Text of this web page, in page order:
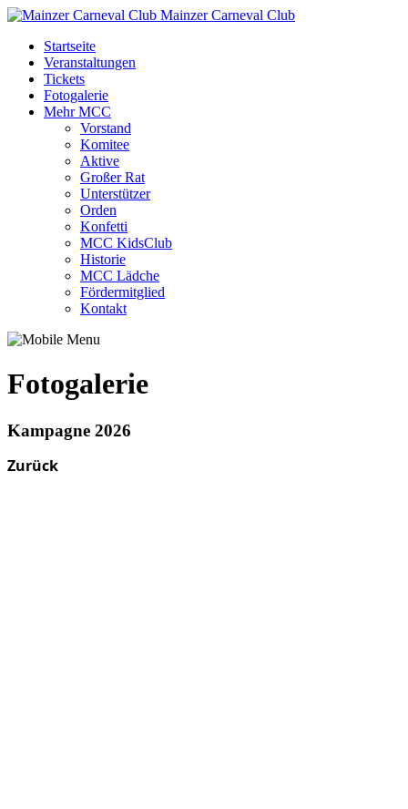
Mainzer Carneval Club
Startseite
Veranstaltungen
Tickets
Fotogalerie
Mehr MCC
Vorstand
Komitee
Aktive
Großer Rat
Unterstützer
Orden
Konfetti
MCC KidsClub
Historie
MCC Lädche
Fördermitglied
Kontakt
Fotogalerie
Kampagne 2026
Zurück